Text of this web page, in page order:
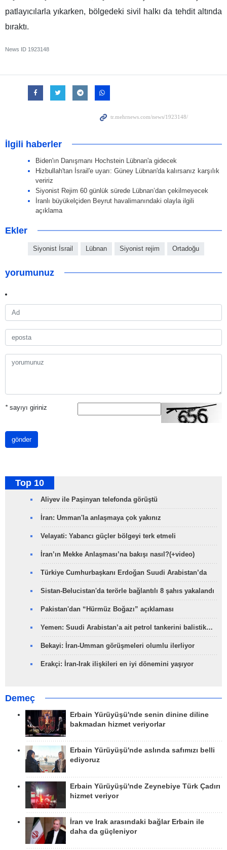
patlayıcılarla yıkarken, bölgedeki sivil halkı da tehdit altında
bıraktı.
News ID 1923148
İlgili haberler
Biden'ın Danışmanı Hochstein Lübnan'a gidecek
Hizbullah'tan İsrail'e uyarı: Güney Lübnan'da kalırsanız karşılık
veririz
Siyonist Rejim 60 günlük sürede Lübnan’dan çekilmeyecek
İranlı büyükelçiden Beyrut havalimanındaki olayla ilgili
açıklama
Ekler
Siyonist İsrail Lübnan Siyonist rejim Ortadoğu
yorumunuz
*sayıyı giriniz
gönder
Top 10
Aliyev ile Paşinyan telefonda görüştü
İran: Umman'la anlaşmaya çok yakınız
Velayati: Yabancı güçler bölgeyi terk etmeli
İran’ın Mekke Anlaşması’na bakışı nasıl?(+video)
Türkiye Cumhurbaşkanı Erdoğan Suudi Arabistan’da
Sistan-Belucistan'da terörle bağlantılı 8 şahıs yakalandı
Pakistan'dan “Hürmüz Boğazı” açıklaması
Yemen: Suudi Arabistan’a ait petrol tankerini balistik…
Bekayi: İran-Umman görüşmeleri olumlu ilerliyor
Erakçi: İran-Irak ilişkileri en iyi dönemini yaşıyor
Demeç
Erbain Yürüyüşü'nde senin dinine diline
bakmadan hizmet veriyorlar
Erbain Yürüyüşü'nde aslında safımızı belli
ediyoruz
Erbain Yürüyüşü'nde Zeynebiye Türk Çadırı
hizmet veriyor
İran ve Irak arasındaki bağlar Erbain ile
daha da güçleniyor